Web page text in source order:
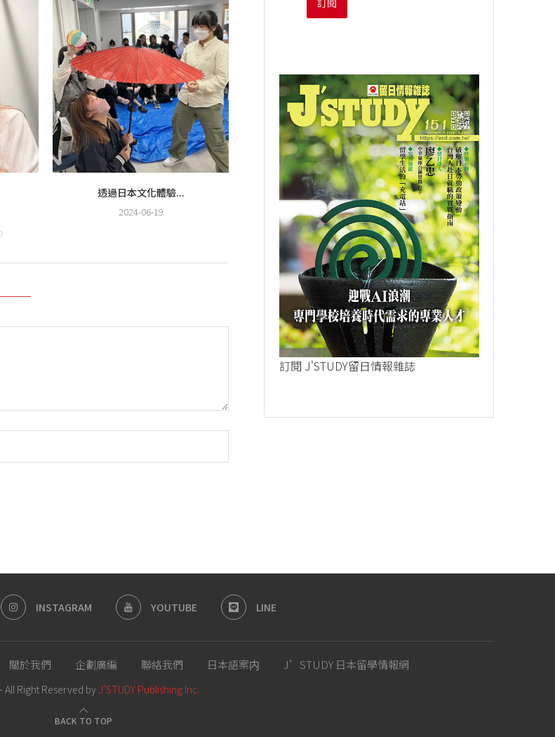
透過日本文化體驗...
2024-06-19
打工不只能吃到懷...
2023-09-26
超市早班工作，
訂閱
訂閱 J'STUDY留日情報雜誌
INSTAGRAM YOUTUBE LINE
關於我們 企劃廣編 聯絡我們 日本語案内 J’STUDY 日本留學情報網
All Right Reserved by J'STUDY Publishing Inc.
BACK TO TOP